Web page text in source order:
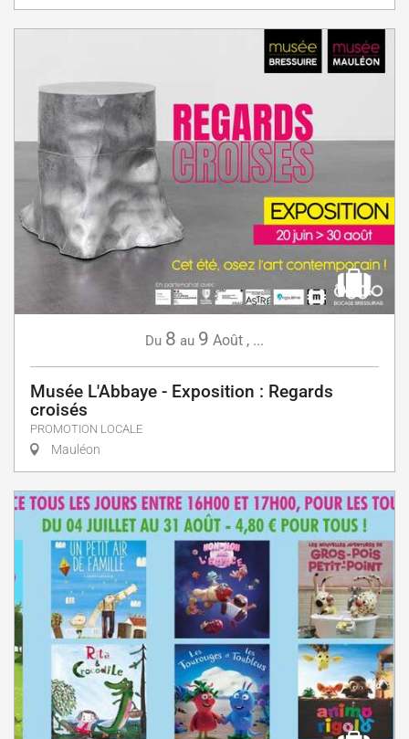
Du 8 au 9 Août , ...
Musée L'Abbaye - Exposition : Regards
croisés
PROMOTION LOCALE
Mauléon